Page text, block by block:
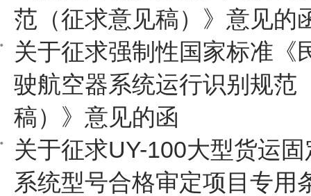
范（征求意见稿）》意见的
关于征求强制性国家标准《
驶航空器系统运行识别规范
稿）》意见的函
关于征求UY-100大型货运
系统型号合格审定项目专用